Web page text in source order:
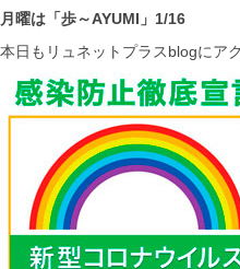
月曜は「歩～AYUMI」1/16
本日もリュネットプラスblogにア